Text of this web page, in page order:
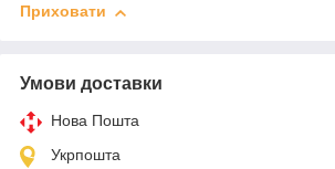
Приховати
Умови доставки
Нова Пошта
Укрпошта